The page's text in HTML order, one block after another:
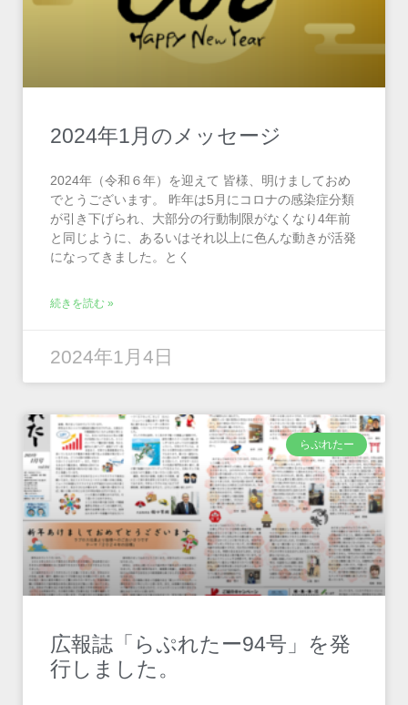
2024年1月のメッセージ
2024年（令和６年）を迎えて 皆様、明けましておめ
でとうございます。 昨年は5月にコロナの感染症分類
が引き下げられ、大部分の行動制限がなくなり4年前
と同じように、あるいはそれ以上に色んな動きが活発
になってきました。とく
続きを読む »
2024年1月4日
らぷれたー
広報誌「らぷれたー94号」を発
行しました。